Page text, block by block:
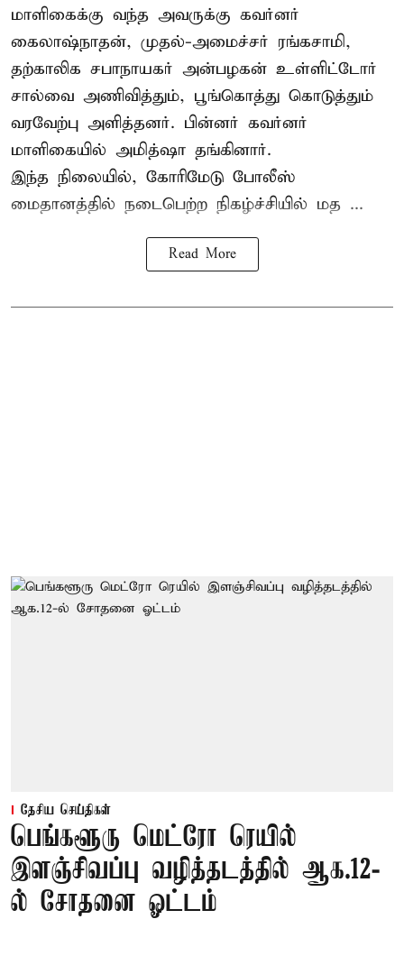
மாளிகைக்கு வந்த அவருக்கு கவர்னர்
கைலாஷ்நாதன், முதல்-அமைச்சர் ரங்கசாமி,
தற்காலிக சபாநாயகர் அன்பழகன் உள்ளிட்டோர்
சால்வை அணிவித்தும், பூங்கொத்து கொடுத்தும்
வரவேற்பு அளித்தனர். பின்னர் கவர்னர்
மாளிகையில் அமித்ஷா தங்கினார்.
இந்த நிலையில், கோரிமேடு போலீஸ்
மைதானத்தில் நடைபெற்ற நிகழ்ச்சியில் மத ...
Read More
தேசிய செய்திகள்
பெங்களூரு மெட்ரோ ரெயில்
இளஞ்சிவப்பு வழித்தடத்தில் ஆக.12-
ல் சோதனை ஓட்டம்